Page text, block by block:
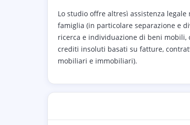
Lo studio offre altresì assistenza
famiglia (in particolare separazione e
ricerca e individuazione di beni
crediti insoluti basati su fatture,
mobiliari e immobiliari).